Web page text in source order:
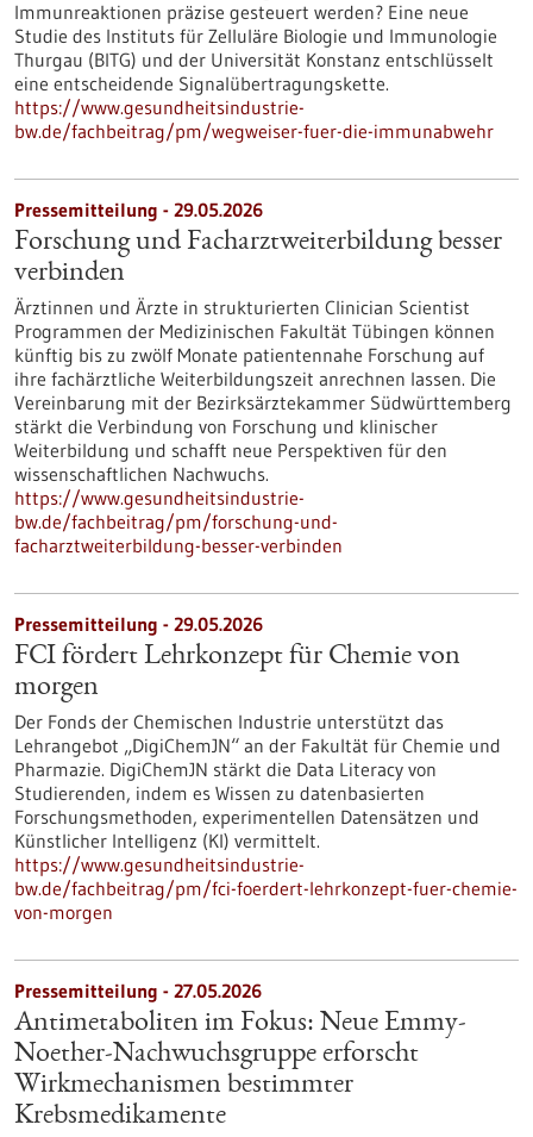
Immunreaktionen präzise gesteuert werden? Eine neue
Studie des Instituts für Zelluläre Biologie und Immunologie
Thurgau (BITG) und der Universität Konstanz entschlüsselt
eine entscheidende Signalübertragungskette.
https://www.gesundheitsindustrie-
bw.de/fachbeitrag/pm/wegweiser-fuer-die-immunabwehr
Pressemitteilung - 29.05.2026
Forschung und Facharztweiterbildung besser
verbinden
Ärztinnen und Ärzte in strukturierten Clinician Scientist
Programmen der Medizinischen Fakultät Tübingen können
künftig bis zu zwölf Monate patientennahe Forschung auf
ihre fachärztliche Weiterbildungszeit anrechnen lassen. Die
Vereinbarung mit der Bezirksärztekammer Südwürttemberg
stärkt die Verbindung von Forschung und klinischer
Weiterbildung und schafft neue Perspektiven für den
wissenschaftlichen Nachwuchs.
https://www.gesundheitsindustrie-
bw.de/fachbeitrag/pm/forschung-und-
facharztweiterbildung-besser-verbinden
Pressemitteilung - 29.05.2026
FCI fördert Lehrkonzept für Chemie von
morgen
Der Fonds der Chemischen Industrie unterstützt das
Lehrangebot „DigiChemJN“ an der Fakultät für Chemie und
Pharmazie. DigiChemJN stärkt die Data Literacy von
Studierenden, indem es Wissen zu datenbasierten
Forschungsmethoden, experimentellen Datensätzen und
Künstlicher Intelligenz (KI) vermittelt.
https://www.gesundheitsindustrie-
bw.de/fachbeitrag/pm/fci-foerdert-lehrkonzept-fuer-chemie-
von-morgen
Pressemitteilung - 27.05.2026
Antimetaboliten im Fokus: Neue Emmy-
Noether-Nachwuchsgruppe erforscht
Wirkmechanismen bestimmter
Krebsmedikamente